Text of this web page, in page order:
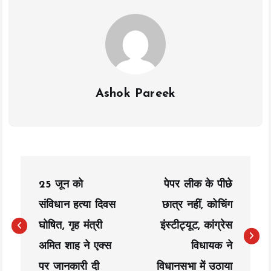
k
Ashok Pareek
s
25 जून को
संविधान हत्या दिवस
घोषित, गृह मंत्री
अमित शाह ने एक्स
पर जानकारी दी
पेपर लीक के पीछे
छात्र नहीं, कोचिंग
इंस्टीट्यूट, कांग्रेस
विधायक ने
विधानसभा में उठाया